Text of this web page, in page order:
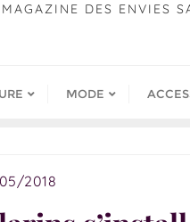
DES ENVIES
MODE
2018